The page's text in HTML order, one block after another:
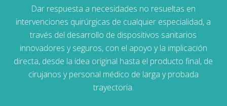
Dar respuesta a necesidades no resueltas en
intervenciones quirúrgicas de cualquier especialidad, a
través del desarrollo de dispositivos sanitarios
innovadores y seguros, con el apoyo y la implicación
directa, desde la idea original hasta el producto final, de
cirujanos y personal médico de larga y probada
trayectoria.